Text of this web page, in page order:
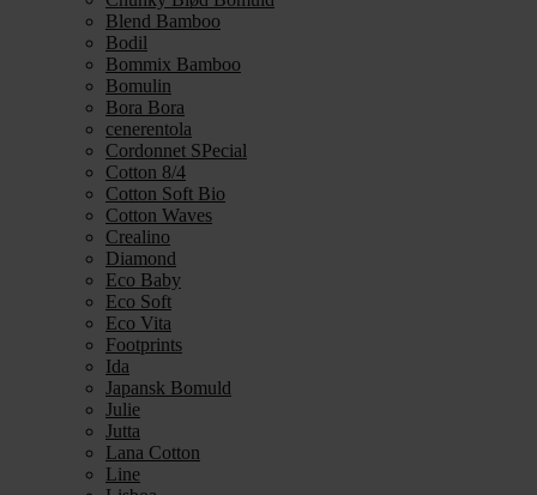
Blend Bamboo
Bodil
Bommix Bamboo
Bomulin
Bora Bora
cenerentola
Cordonnet SPecial
Cotton 8/4
Cotton Soft Bio
Cotton Waves
Crealino
Diamond
Eco Baby
Eco Soft
Eco Vita
Footprints
Ida
Japansk Bomuld
Julie
Jutta
Lana Cotton
Line